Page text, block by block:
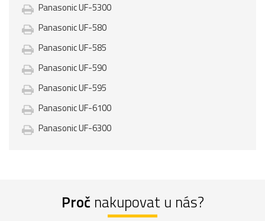
Panasonic UF-5300
Panasonic UF-580
Panasonic UF-585
Panasonic UF-590
Panasonic UF-595
Panasonic UF-6100
Panasonic UF-6300
Proč nakupovat u nás?